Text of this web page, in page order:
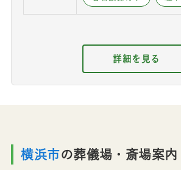
詳細を見る
横浜市の葬儀場・斎場案内